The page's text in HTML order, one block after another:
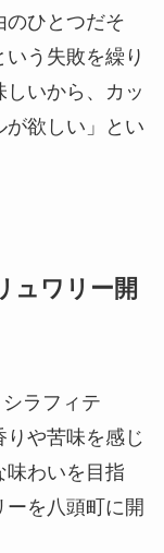
のひとつだそ
う失敗を繰り
いから、カッ
が欲しい」とい
ュワリー開
ラフィテ
りや苦味を感じ
味わいを目指
ーを八頭町に開